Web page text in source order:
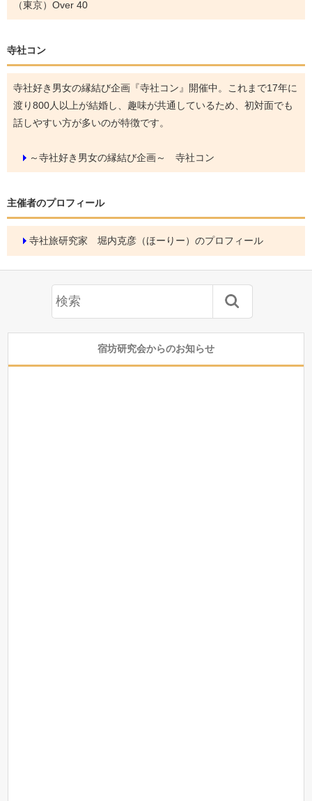
（東京）Over 40
寺社コン
寺社好き男女の縁結び企画『寺社コン』開催中。これまで17年に
渡り800人以上が結婚し、趣味が共通しているため、初対面でも
話しやすい方が多いのが特徴です。
～寺社好き男女の縁結び企画～ 寺社コン
主催者のプロフィール
寺社旅研究家 堀内克彦（ほーりー）のプロフィール
宿坊研究会からのお知らせ